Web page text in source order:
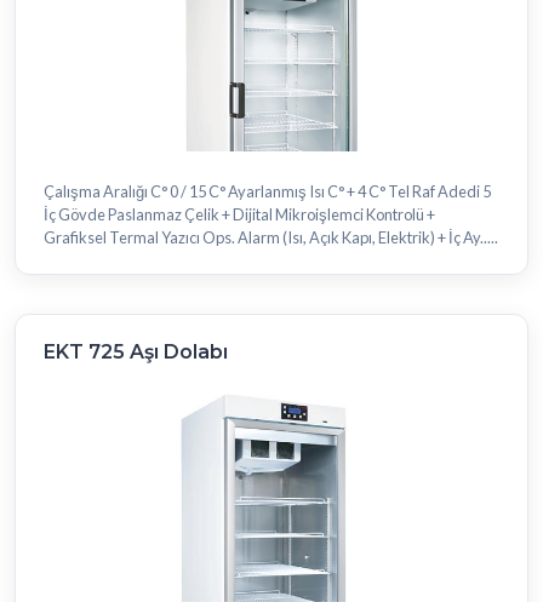
Çalışma Aralığı C° 0 / 15 C° Ayarlanmış Isı C° + 4 C° Tel Raf Adedi 5
İç Gövde Paslanmaz Çelik + Dijital Mikroişlemci Kontrolü +
Grafiksel Termal Yazıcı Ops. Alarm (Isı, Açık Kapı, Elektrik) + İç Ay.....
EKT 725 Aşı Dolabı